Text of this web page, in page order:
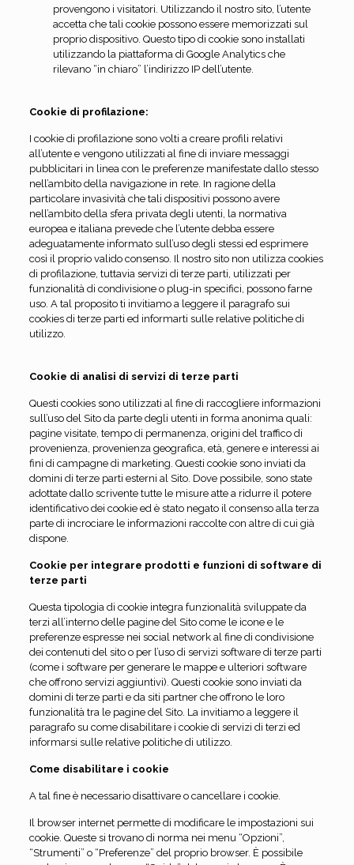
provengono i visitatori. Utilizzando il nostro sito, l’utente
accetta che tali cookie possono essere memorizzati sul
proprio dispositivo. Questo tipo di cookie sono installati
utilizzando la piattaforma di Google Analytics che
rilevano “in chiaro” l’indirizzo IP dell’utente.
Cookie di profilazione:
I cookie di profilazione sono volti a creare profili relativi
all’utente e vengono utilizzati al fine di inviare messaggi
pubblicitari in linea con le preferenze manifestate dallo stesso
nell’ambito della navigazione in rete. In ragione della
particolare invasività che tali dispositivi possono avere
nell’ambito della sfera privata degli utenti, la normativa
europea e italiana prevede che l’utente debba essere
adeguatamente informato sull’uso degli stessi ed esprimere
così il proprio valido consenso. Il nostro sito non utilizza cookies
di profilazione, tuttavia servizi di terze parti, utilizzati per
funzionalità di condivisione o plug-in specifici, possono farne
uso. A tal proposito ti invitiamo a leggere il paragrafo sui
cookies di terze parti ed informarti sulle relative politiche di
utilizzo.
Cookie di analisi di servizi di terze parti
Questi cookies sono utilizzati al fine di raccogliere informazioni
sull’uso del Sito da parte degli utenti in forma anonima quali:
pagine visitate, tempo di permanenza, origini del traffico di
provenienza, provenienza geografica, età, genere e interessi ai
fini di campagne di marketing. Questi cookie sono inviati da
domini di terze parti esterni al Sito. Dove possibile, sono state
adottate dallo scrivente tutte le misure atte a ridurre il potere
identificativo dei cookie ed è stato negato il consenso alla terza
parte di incrociare le informazioni raccolte con altre di cui già
dispone.
Cookie per integrare prodotti e funzioni di software di
terze parti
Questa tipologia di cookie integra funzionalità sviluppate da
terzi all’interno delle pagine del Sito come le icone e le
preferenze espresse nei social network al fine di condivisione
dei contenuti del sito o per l’uso di servizi software di terze parti
(come i software per generare le mappe e ulteriori software
che offrono servizi aggiuntivi). Questi cookie sono inviati da
domini di terze parti e da siti partner che offrono le loro
funzionalità tra le pagine del Sito. La invitiamo a leggere il
paragrafo su come disabilitare i cookie di servizi di terzi ed
informarsi sulle relative politiche di utilizzo.
Come disabilitare i cookie
A tal fine è necessario disattivare o cancellare i cookie.
Il browser internet permette di modificare le impostazioni sui
cookie. Queste si trovano di norma nei menu “Opzioni”,
“Strumenti” o “Preferenze” del proprio browser. È possibile